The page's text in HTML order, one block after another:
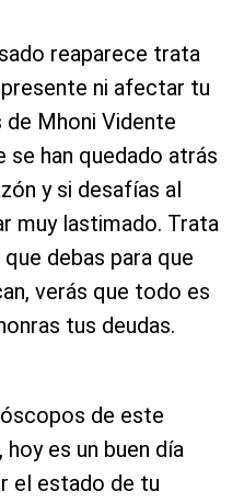
reaparece trata
ni afectar tu
Mhoni Vidente
se han quedado atrás
y si desafías al
muy lastimado. Trata
debas para que
verás que todo es
tus deudas.
de este
es un buen día
el estado de tu